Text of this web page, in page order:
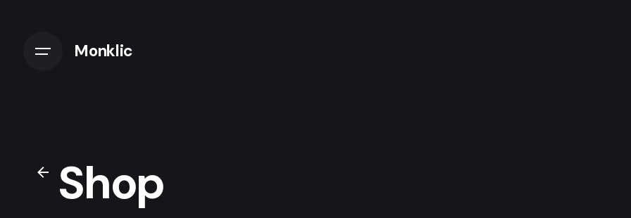
Monklic
Shop